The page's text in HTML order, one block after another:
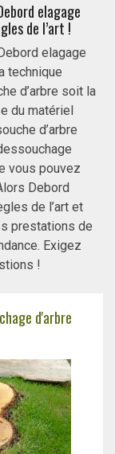
elagage
de l’art !
elagage
technique
d’arbre soit la
du matériel
d’arbre
vous pouvez
Debord
de l’art et
prestations de
Exigez
!
d'arbre